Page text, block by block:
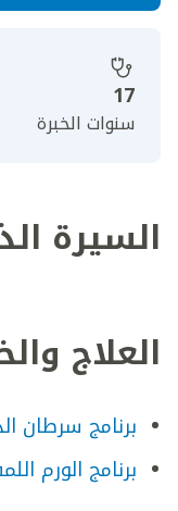
17
سنوات الخبرة
السيرة
العلاج
برنامج سرطان
برنامج الورم